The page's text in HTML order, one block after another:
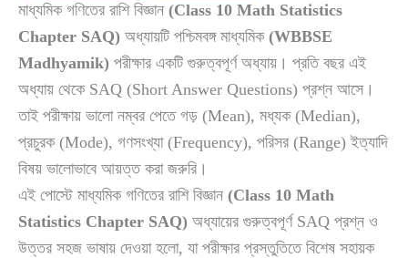
মাধ্যমিক গণিতের রাশি বিজ্ঞান (Class 10 Math Statistics
Chapter SAQ) অধ্যায়টি পশ্চিমবঙ্গ মাধ্যমিক (WBBSE
Madhyamik) পরীক্ষার একটি গুরুত্বপূর্ণ অধ্যায়। প্রতি বছর এই
অধ্যায় থেকে SAQ (Short Answer Questions) প্রশ্ন আসে।
তাই পরীক্ষায় ভালো নম্বর পেতে গড় (Mean), মধ্যক (Median),
প্রচুরক (Mode), গণসংখ্যা (Frequency), পরিসর (Range) ইত্যাদি
বিষয় ভালোভাবে আয়ত্ত করা জরুরি।
এই পোস্টে মাধ্যমিক গণিতের রাশি বিজ্ঞান (Class 10 Math
Statistics Chapter SAQ) অধ্যায়ের গুরুত্বপূর্ণ SAQ প্রশ্ন ও
উত্তর সহজ ভাষায় দেওয়া হলো, যা পরীক্ষার প্রস্তুতিতে বিশেষ সহায়ক